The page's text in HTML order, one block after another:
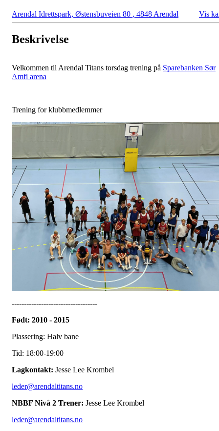
Arendal Idrettspark, Østensbuveien 80 , 4848 Arendal Vis
Beskrivelse
Velkommen til Arendal Titans torsdag trening på Sparebanken Sør
Amfi arena
Trening for klubbmedlemmer
-----------------------------------
Født: 2010 - 2015
Plassering: Halv bane
Tid: 18:00-19:00
Lagkontakt: Jesse Lee Krombel
leder@arendaltitans.no
NBBF Nivå 2 Trener: Jesse Lee Krombel
leder@arendaltitans.no